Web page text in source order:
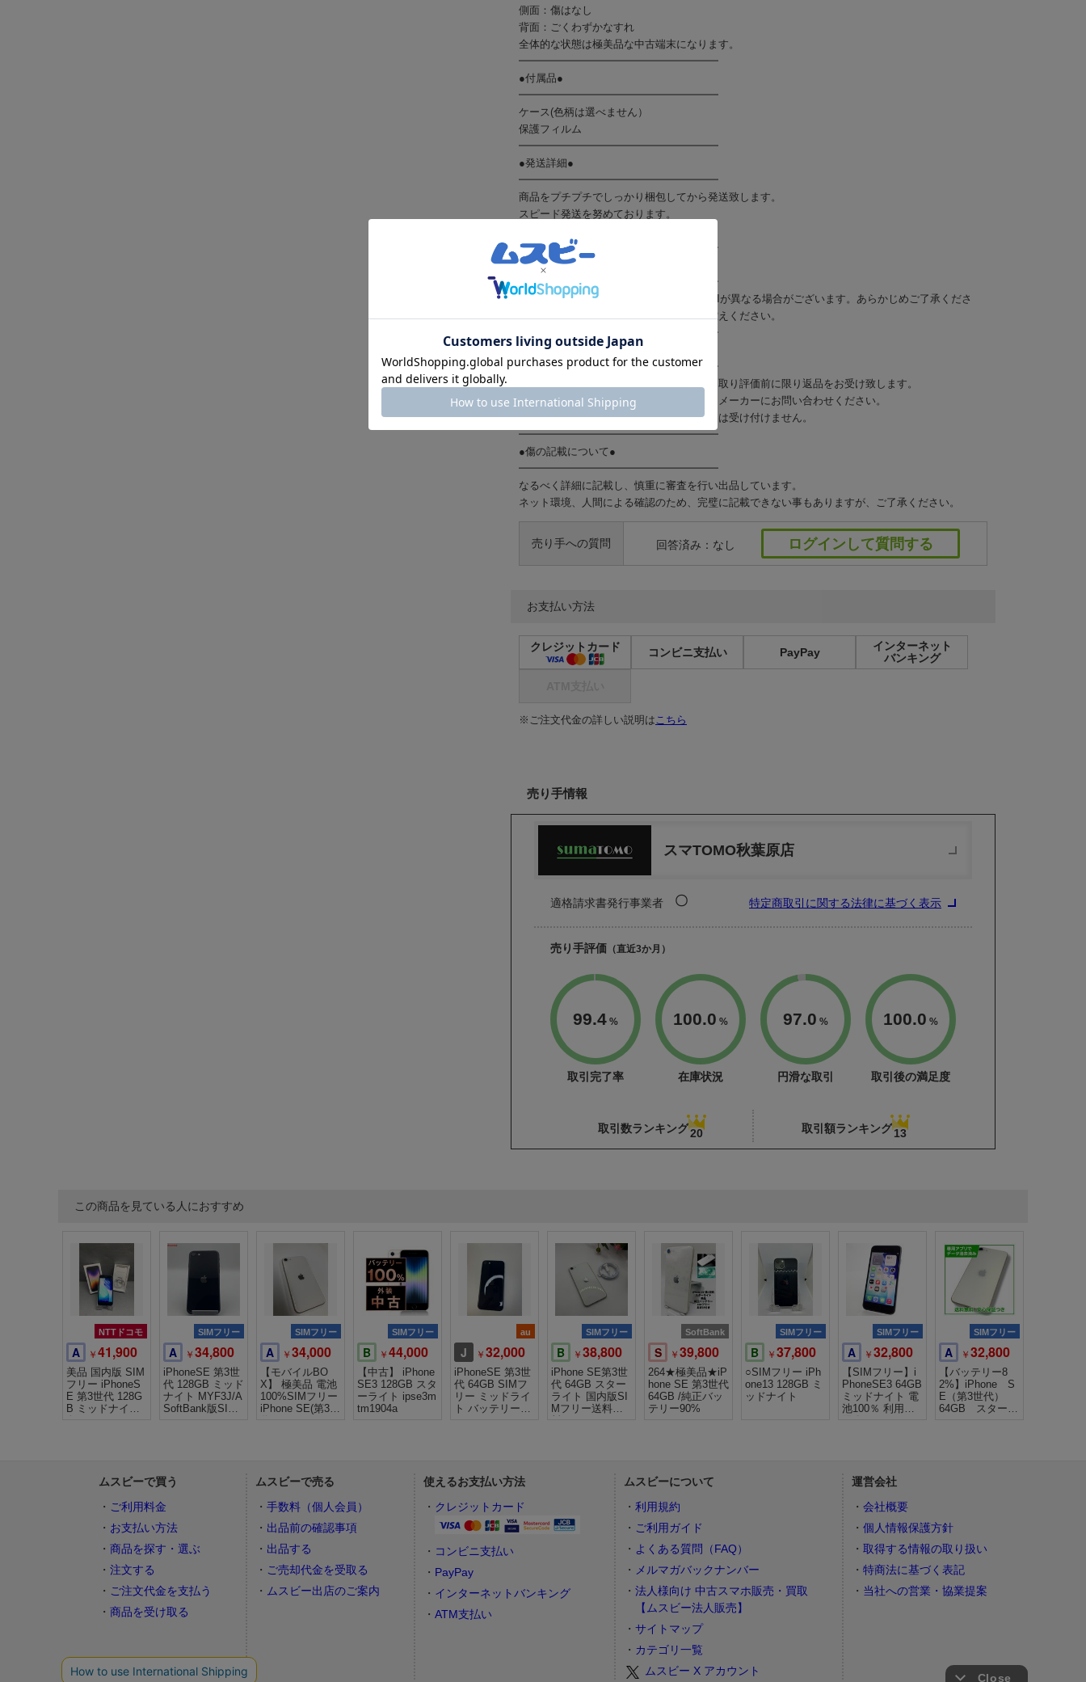
側面：傷はなし
背面：ごくわずかなすれ
全体的な状態は極美品な中古端末になります。
━━━━━━━━━━━━━━━━━━━
●付属品●
━━━━━━━━━━━━━━━━━━━
ケース(色柄は選べません）
保護フィルム
━━━━━━━━━━━━━━━━━━━
●発送詳細●
━━━━━━━━━━━━━━━━━━━
商品をプチプチでしっかり梱包してから発送致します。
スピード発送を努めております。
━━━━━━━━━━━━━━━━━━━
●注意事項●
━━━━━━━━━━━━━━━━━━━
★純正箱が付属する場合でも、容量やIMEIが異なる場合がございます。あらかじめご了承くださ
い。少しでも気になる方は、ご購入をお控えください。
━━━━━━━━━━━━━━━━━━━
●返品規約●
━━━━━━━━━━━━━━━━━━━
当店の不備による動作不良について、受け取り評価前に限り返品をお受け致します。
メーカー保証期限内に不具合がある場合はメーカーにお問い合わせください。
未開封品に関してはいかなる理由でも返品は受け付けません。
━━━━━━━━━━━━━━━━━━━
●傷の記載について●
━━━━━━━━━━━━━━━━━━━
なるべく詳細に記載し、慎重に審査を行い出品しています。
ネット環境、人間による確認のため、完璧に記載できない事もありますが、ご了承ください。
売り手への質問 回答済み：なし ログインして質問する
お支払い方法
クレジットカード コンビニ支払い PayPay
インターネット
バンキング
※ご注文代金の詳しい説明はこちら
売り手情報
スマTOMO秋葉原店
適格請求書発行事業者 〇 特定商取引に関する法律に基づく表示
売り手評価 （直近3か月）
99.4 %
取引完了率
100.0 %
在庫状況
97.0 %
円滑な取引
100.0 %
取引後の満足度
取引数ランキング20 取引額ランキング13
この商品を見ている人におすすめ
NTTドコモ
A ￥41,900
美品 国内版 SIM
フリー iPhoneS
E 第3世代 128G
B ミッドナイト
SIMフリー
A ￥34,800
iPhoneSE 第3世
代 128GB ミッド
ナイト MYF3J/A
SoftBank版SIM
SIMフリー
A ￥34,000
【モバイルBO
X】 極美品 電池
100%SIMフリー
iPhone SE(第3世
SIMフリー
B ￥44,000
【中古】 iPhone
SE3 128GB スタ
ーライト ipse3m
tm1904a
au
J ￥32,000
iPhoneSE 第3世
代 64GB SIMフ
リー ミッドライ
ト バッテリー10
SIMフリー
B ￥38,800
iPhone SE第3世
代 64GB スター
ライト 国内版SI
Mフリー送料無
SoftBank
S ￥39,800
264★極美品★iP
hone SE 第3世代
64GB /純正バッ
テリー90%
SIMフリー
B ￥37,800
○SIMフリー iPh
one13 128GB ミ
ッドナイト
SIMフリー
A ￥32,800
【SIMフリー】i
PhoneSE3 64GB
ミッドナイト 電
池100％ 利用制
SIMフリー
A ￥32,800
【バッテリー8
2%】iPhone S
E（第3世代）
64GB スターラ
ムスビーで買う
ご利用料金
お支払い方法
商品を探す・選ぶ
注文する
ご注文代金を支払う
商品を受け取る
ムスビーで売る
手数料（個人会員）
出品前の確認事項
出品する
ご売却代金を受取る
ムスビー出店のご案内
使えるお支払い方法
クレジットカード
コンビニ支払い
PayPay
インターネットバンキング
ATM支払い
ムスビーについて
利用規約
ご利用ガイド
よくある質問（FAQ）
メルマガバックナンバー
法人様向け 中古スマホ販売・買取
【ムスビー法人販売】
サイトマップ
カテゴリ一覧
ムスビー X アカウント
運営会社
会社概要
個人情報保護方針
取得する情報の取り扱い
特商法に基づく表記
当社への営業・協業提案